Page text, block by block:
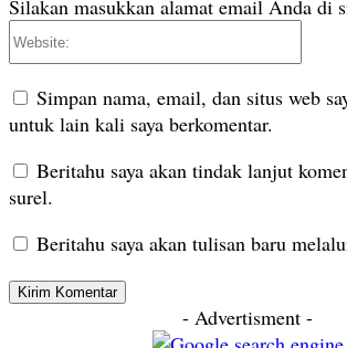
Silakan masukkan alamat email Anda di
Simpan nama, email, dan situs web
untuk lain kali saya berkomentar.
Beritahu saya akan tindak lanjut
surel.
Beritahu saya akan tulisan baru
- Advertisment -